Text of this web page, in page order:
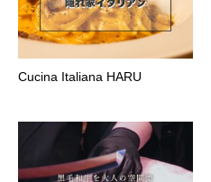
Cucina Italiana HARU